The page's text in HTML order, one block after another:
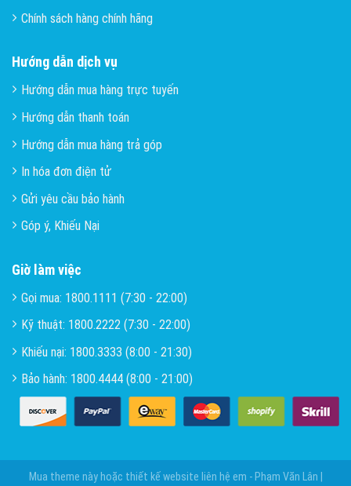
Chính sách hàng chính hãng
Hướng dẫn dịch vụ
Hướng dẫn mua hàng trực tuyến
Hướng dẫn thanh toán
Hướng dẫn mua hàng trả góp
In hóa đơn điện tử
Gửi yêu cầu bảo hành
Góp ý, Khiếu Nại
Giờ làm việc
Gọi mua: 1800.1111 (7:30 - 22:00)
Kỹ thuật: 1800.2222 (7:30 - 22:00)
Khiếu nại: 1800.3333 (8:00 - 21:30)
Bảo hành: 1800.4444 (8:00 - 21:00)
Mua theme này hoặc thiết kế website liên hệ em - Phạm Văn Lân |